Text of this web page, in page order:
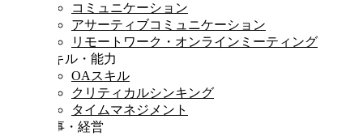
コミュニケーション
アサーティブコミュニケーション
リモートワーク・オンラインミーティング
スキル・能力
OAスキル
クリティカルシンキング
タイムマネジメント
人事・経営